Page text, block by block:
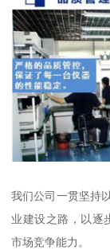
我们公司一贯坚持
业建设之路，以逐
市场竞争能力。